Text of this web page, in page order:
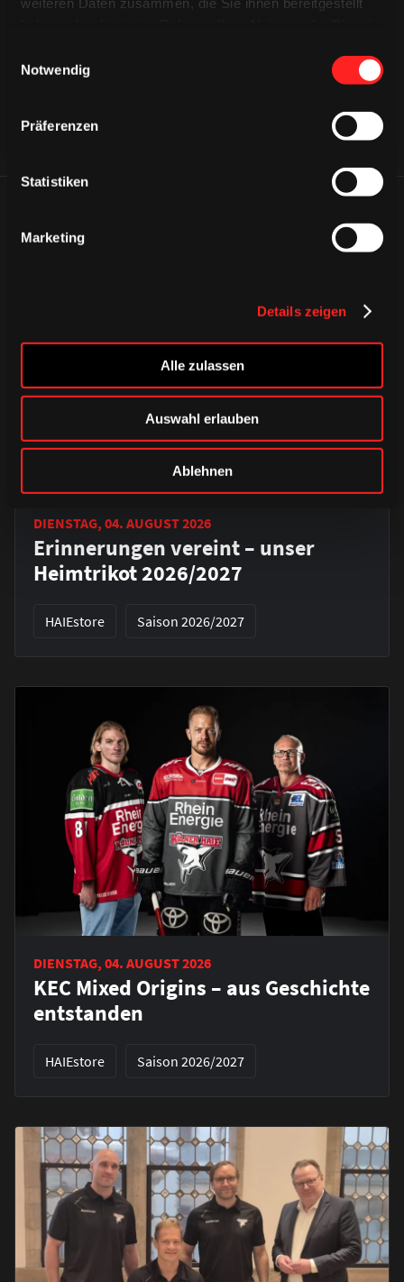
Notwendig
Präferenzen
Statistiken
Marketing
Details zeigen
Alle zulassen
Auswahl erlauben
Ablehnen
CAPS & CO
CAPS & CO
DIENSTAG, 04. AUGUST 2026
Erinnerungen vereint – unser
Heimtrikot 2026/2027
HAIEstore Saison 2026/2027
DIENSTAG, 04. AUGUST 2026
KEC Mixed Origins – aus Geschichte
entstanden
HAIEstore Saison 2026/2027